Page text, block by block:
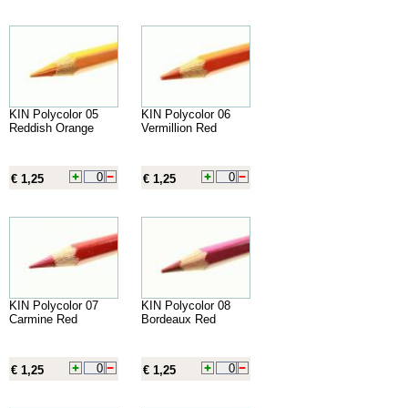
KIN Polycolor 05
Reddish Orange
€ 1,25
KIN Polycolor 06
Vermillion Red
€ 1,25
KIN Polycolor 07
Carmine Red
€ 1,25
KIN Polycolor 08
Bordeaux Red
€ 1,25